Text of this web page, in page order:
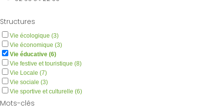
Structures
Vie écologique (3)
Vie économique (3)
Vie éducative (6)
Vie festive et touristique (8)
Vie Locale (7)
Vie sociale (3)
Vie sportive et culturelle (6)
Mots-clés